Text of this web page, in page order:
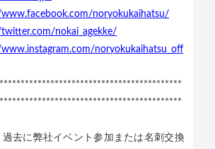
noryokukaihatsu/
nokai_agekke/
noryokukaihatsu_off
去に弊社イベント参加または名刺交換